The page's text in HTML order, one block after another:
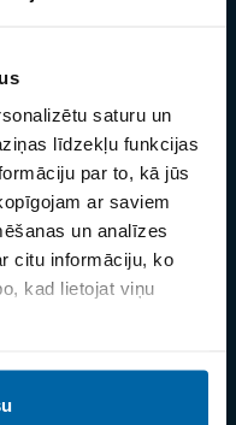
saturu un
līdzekļu funkcijas
par to, kā jūs
ar saviem
un analīzes
citu informāciju, ko
kad lietojat viņu
LATVIJA